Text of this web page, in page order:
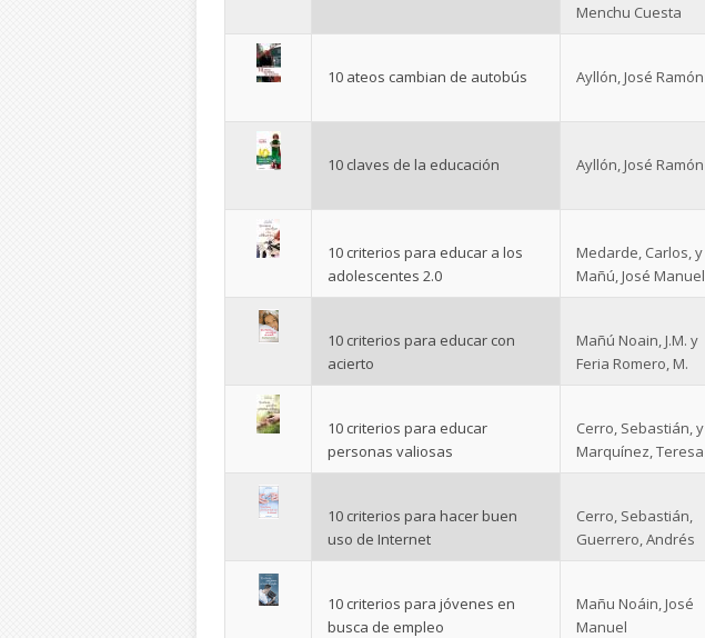
Menchu Cuesta
10 ateos cambian de autobús Ayllón, José Ramón
10 claves de la educación Ayllón, José Ramón
10 criterios para educar a los
adolescentes 2.0
Medarde, Carlos, y
Mañú, José Manuel
10 criterios para educar con
acierto
Mañú Noain, J.M. y
Feria Romero, M.
10 criterios para educar
personas valiosas
Cerro, Sebastián, y
Marquínez, Teresa
10 criterios para hacer buen
uso de Internet
Cerro, Sebastián,
Guerrero, Andrés
10 criterios para jóvenes en
busca de empleo
Mañu Noáin, José
Manuel